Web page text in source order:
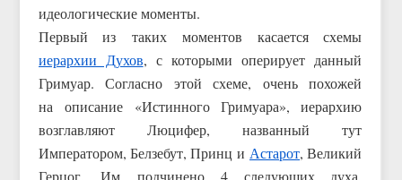
идеологические моменты.
Первый из таких моментов касается схемы
иерархии Духов, с которыми оперирует данный
Гримуар. Согласно этой схеме, очень похожей
на описание «Истинного Гримуара», иерархию
возглавляют Люцифер, названный тут
Императором, Белзебут, Принц и Астарот, Великий
Герцог. Им подчинено 4 следующих духа,